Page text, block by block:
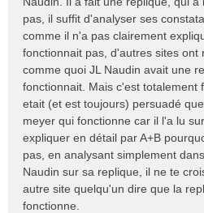
pas, il suffit d'analyser ses
comme il n'a pas clairement
fonctionnait pas, d'autres sites ont
comme quoi JL Naudin avait une
fonctionnait. Mais c'est totalement
etait (et est toujours) persuadé
meyer qui fonctionne car il l'a lu
expliquer en détail par A+B
pas, en analysant simplement
Naudin sur sa replique, il ne te
autre site quelqu'un dire que la
fonctionne.